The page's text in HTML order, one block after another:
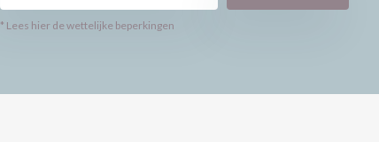
* Lees hier de wettelijke beperkingen